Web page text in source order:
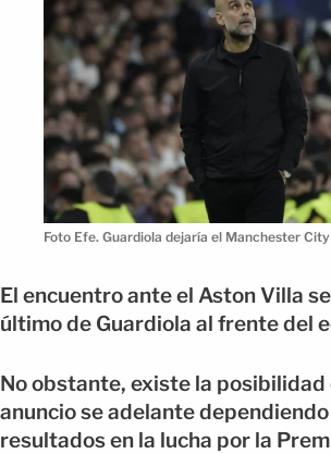
Foto Efe. Guardiola dejaría el Manchester City
El encuentro ante el Aston Villa
último de Guardiola al frente del
No obstante, existe la posibilidad
anuncio se adelante
resultados en la lucha por la